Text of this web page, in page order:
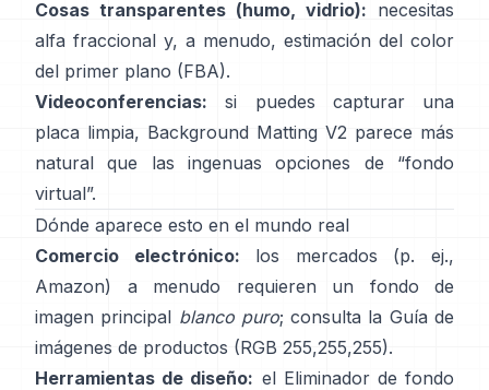
Cosas transparentes (humo, vidrio): necesitas
alfa fraccional y, a menudo, estimación del color
del primer plano (FBA).
Videoconferencias: si puedes capturar una
placa limpia, Background Matting V2 parece más
natural que las ingenuas opciones de “fondo
virtual”.
Dónde aparece esto en el mundo real
Comercio electrónico: los mercados (p. ej.,
Amazon) a menudo requieren un fondo de
imagen principal blanco puro; consulta la Guía de
imágenes de productos (RGB 255,255,255).
Herramientas de diseño: el Eliminador de fondo